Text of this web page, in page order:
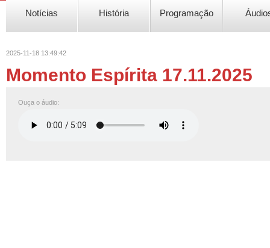
Notícias História Programação
2025-11-18 13:49:42
Momento Espírita 17.11.2025
Ouça o áudio: